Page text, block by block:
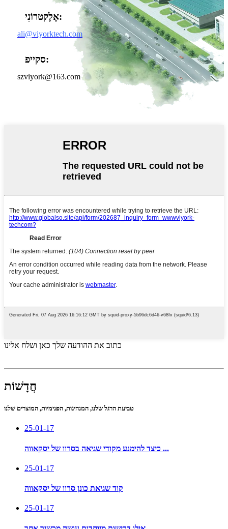
אֶלֶקטרוֹנִי:
ali@viyorktech.com
סקייפ:
szviyork@163.com
כתוב את ההודעה שלך כאן ושלח אלינו
חֲדָשׁוֹת
טביעת הרגל שלנו, המנהיגות, הפנימיות, המוצרים שלנו
25-01-17
כיצד להימנע מקודי שגיאה בסרוו של יסקאווה ...
25-01-17
קוד שגיאת כונן סרוו של יסקאווה
25-01-17